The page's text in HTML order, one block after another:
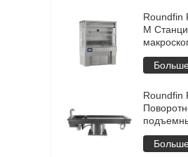
Roundfin
M
Roundfin
для